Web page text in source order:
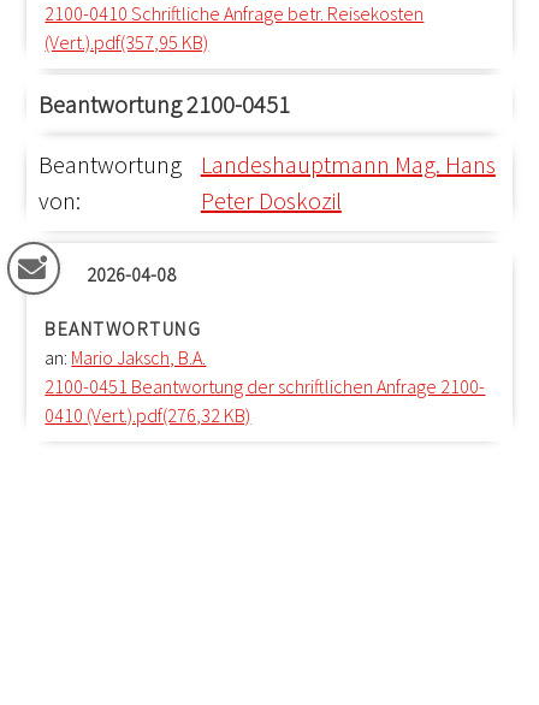
2100-0410 Schriftliche Anfrage betr. Reisekosten
(Vert.).pdf(357,95 KB)
Beantwortung 2100-0451
Beantwortung
von:
Landeshauptmann Mag. Hans
Peter Doskozil
2026-04-08
BEANTWORTUNG
an: Mario Jaksch, B.A.
2100-0451 Beantwortung der schriftlichen Anfrage 2100-
0410 (Vert.).pdf(276,32 KB)